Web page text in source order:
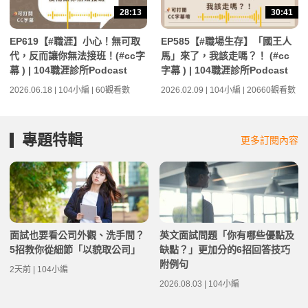
28:13
EP619【#職涯】小心！無可取
代，反而讓你無法接班！(#cc字
幕 ) | 104職涯診所Podcast
2026.06.18 | 104小編 | 60觀看數
30:41
EP585【#職場生存】「國王人
馬」來了，我該走嗎？！ (#cc
字幕 ) | 104職涯診所Podcast
2026.02.09 | 104小編 | 20660觀看數
專題特輯 更多訂閱內容
面試也要看公司外觀、洗手間？
5招教你從細節「以貌取公司」
2天前 | 104小編
英文面試問題「你有哪些優點及
缺點？」更加分的6招回答技巧
附例句
2026.08.03 | 104小編